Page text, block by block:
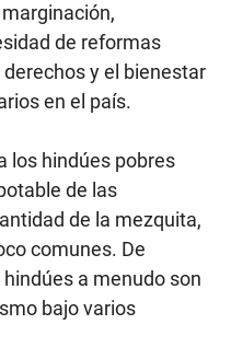
de reformas
y el bienestar
en el país.
los hindúes pobres
de las
de la mezquita,
comunes. De
a menudo son
bajo varios